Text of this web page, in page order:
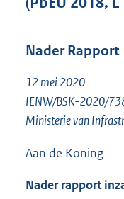
Nader Rapport
12 mei 2020
IENW/BSK-2020/
Ministerie van
Aan de Koning
Nader rapport